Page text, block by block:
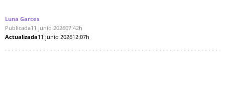
Luna Garces
Publicada11 junio 202607:42h
Actualizada11 junio 202612:07h